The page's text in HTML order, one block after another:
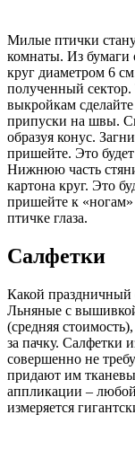
Милые птички
комнаты. Из бумаги
круг диаметром 6
полученный сектор.
выкройкам
припуски на швы.
образуя конус.
пришейте. Это
Нижнюю часть
картона круг. Это
пришейте к «ногам»
птичке глаза.
Салфетки
Какой праздничный
Льняные с
(средняя
за пачку. Салфетки
совершенно не
придают им
аппликации –
измеряется